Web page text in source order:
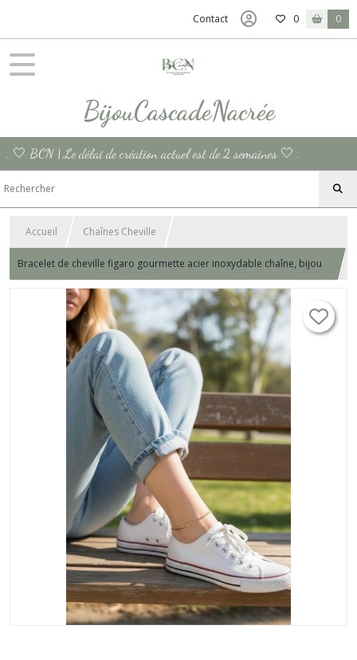
Contact 0 0
BijouCascadeNacrée
. 🤍 BCN | Le délai de création actuel est de 2 semaines 🤍 .
Accueil Chaînes Cheville
Bracelet de cheville figaro gourmette acier inoxydable chaîne, bijou
de pied plage chaîne cheville urbain cadeau pour femme chevillere